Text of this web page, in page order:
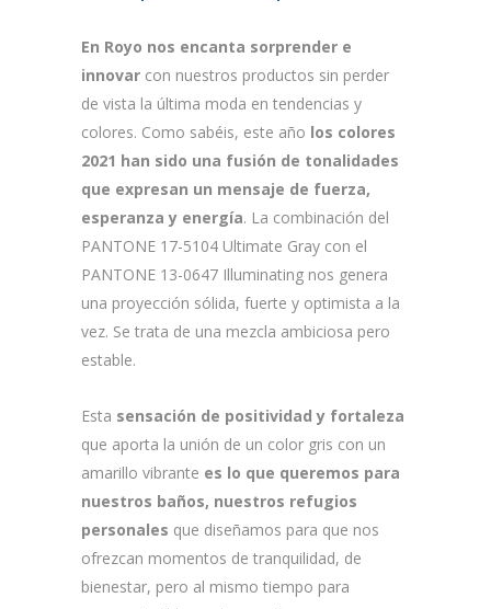
En Royo nos encanta sorprender e
innovar con nuestros productos sin perder
de vista la última moda en tendencias y
colores. Como sabéis, este año los colores
2021 han sido una fusión de tonalidades
que expresan un mensaje de fuerza,
esperanza y energía. La combinación del
PANTONE 17-5104 Ultimate Gray con el
PANTONE 13-0647 Illuminating nos genera
una proyección sólida, fuerte y optimista a la
vez. Se trata de una mezcla ambiciosa pero
estable.
Esta sensación de positividad y fortaleza
que aporta la unión de un color gris con un
amarillo vibrante es lo que queremos para
nuestros baños, nuestros refugios
personales que diseñamos para que nos
ofrezcan momentos de tranquilidad, de
bienestar, pero al mismo tiempo para